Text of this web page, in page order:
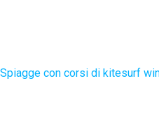
Spiagge con corsi di kitesurf